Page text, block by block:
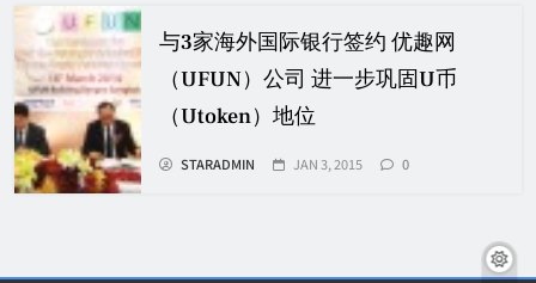
与3家海外国际银行签约 优趣网
（UFUN）公司 进一步巩固U币
（Utoken）地位
STARADMIN JAN 3, 2015 0